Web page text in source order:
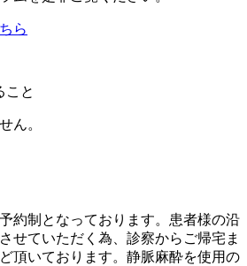
ら
こと
ん。
約制となっております。患者様の沿
せていただく為、診察からご帰宅ま
頂いております。静脈麻酔を使用の